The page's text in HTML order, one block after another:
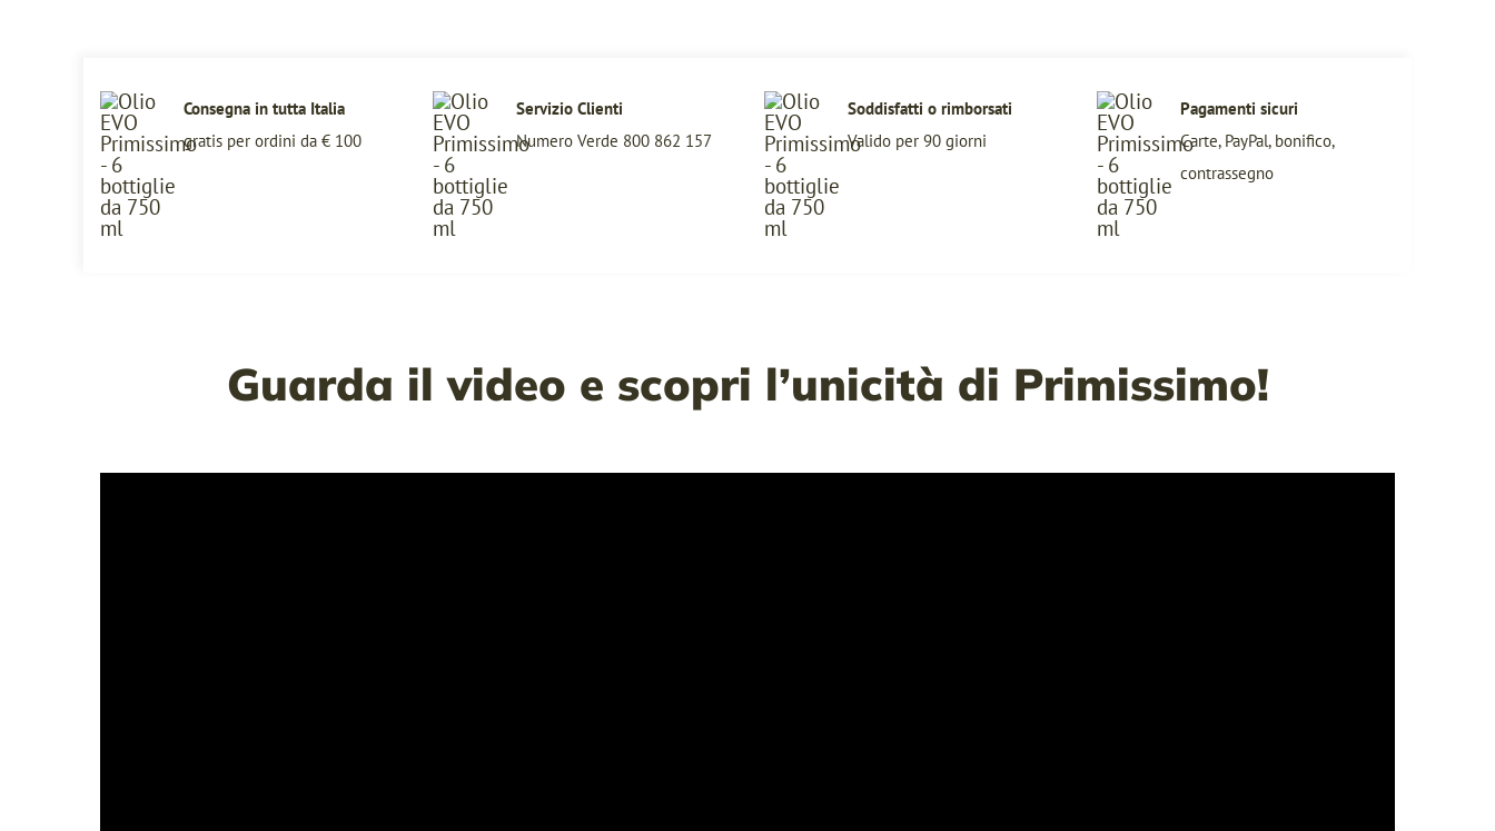
Consegna in tutta Italia
gratis per ordini da € 100
Servizio Clienti
Numero Verde 800 862 157
Soddisfatti o rimborsati
Valido per 90 giorni
Pagamenti sicuri
Carte, PayPal, bonifico,
contrassegno
Guarda il video e scopri l’unicità di Primissimo!
Lost your password?
LOGIN